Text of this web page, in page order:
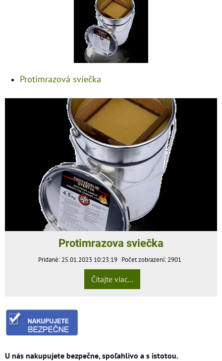
Protimrazová sviečka
Protimrazova sviečka
Pridané: 25.01.2023 10:23:19 Počet zobrazení: 2901
Čítajte viac...
U nás nakupujete bezpečne, spoľahlivo a s istotou.